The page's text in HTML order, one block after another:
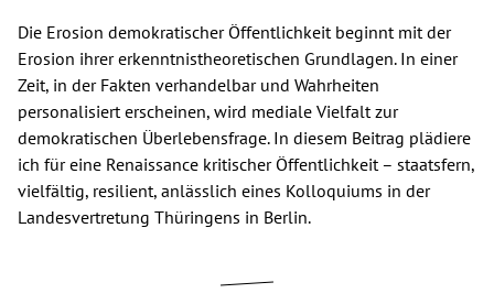
Die Erosion demokratischer Öffentlichkeit beginnt mit der
Erosion ihrer erkenntnistheoretischen Grundlagen. In einer
Zeit, in der Fakten verhandelbar und Wahrheiten
personalisiert erscheinen, wird mediale Vielfalt zur
demokratischen Überlebensfrage. In diesem Beitrag plädiere
ich für eine Renaissance kritischer Öffentlichkeit – staatsfern,
vielfältig, resilient, anlässlich eines Kolloquiums in der
Landesvertretung Thüringens in Berlin.